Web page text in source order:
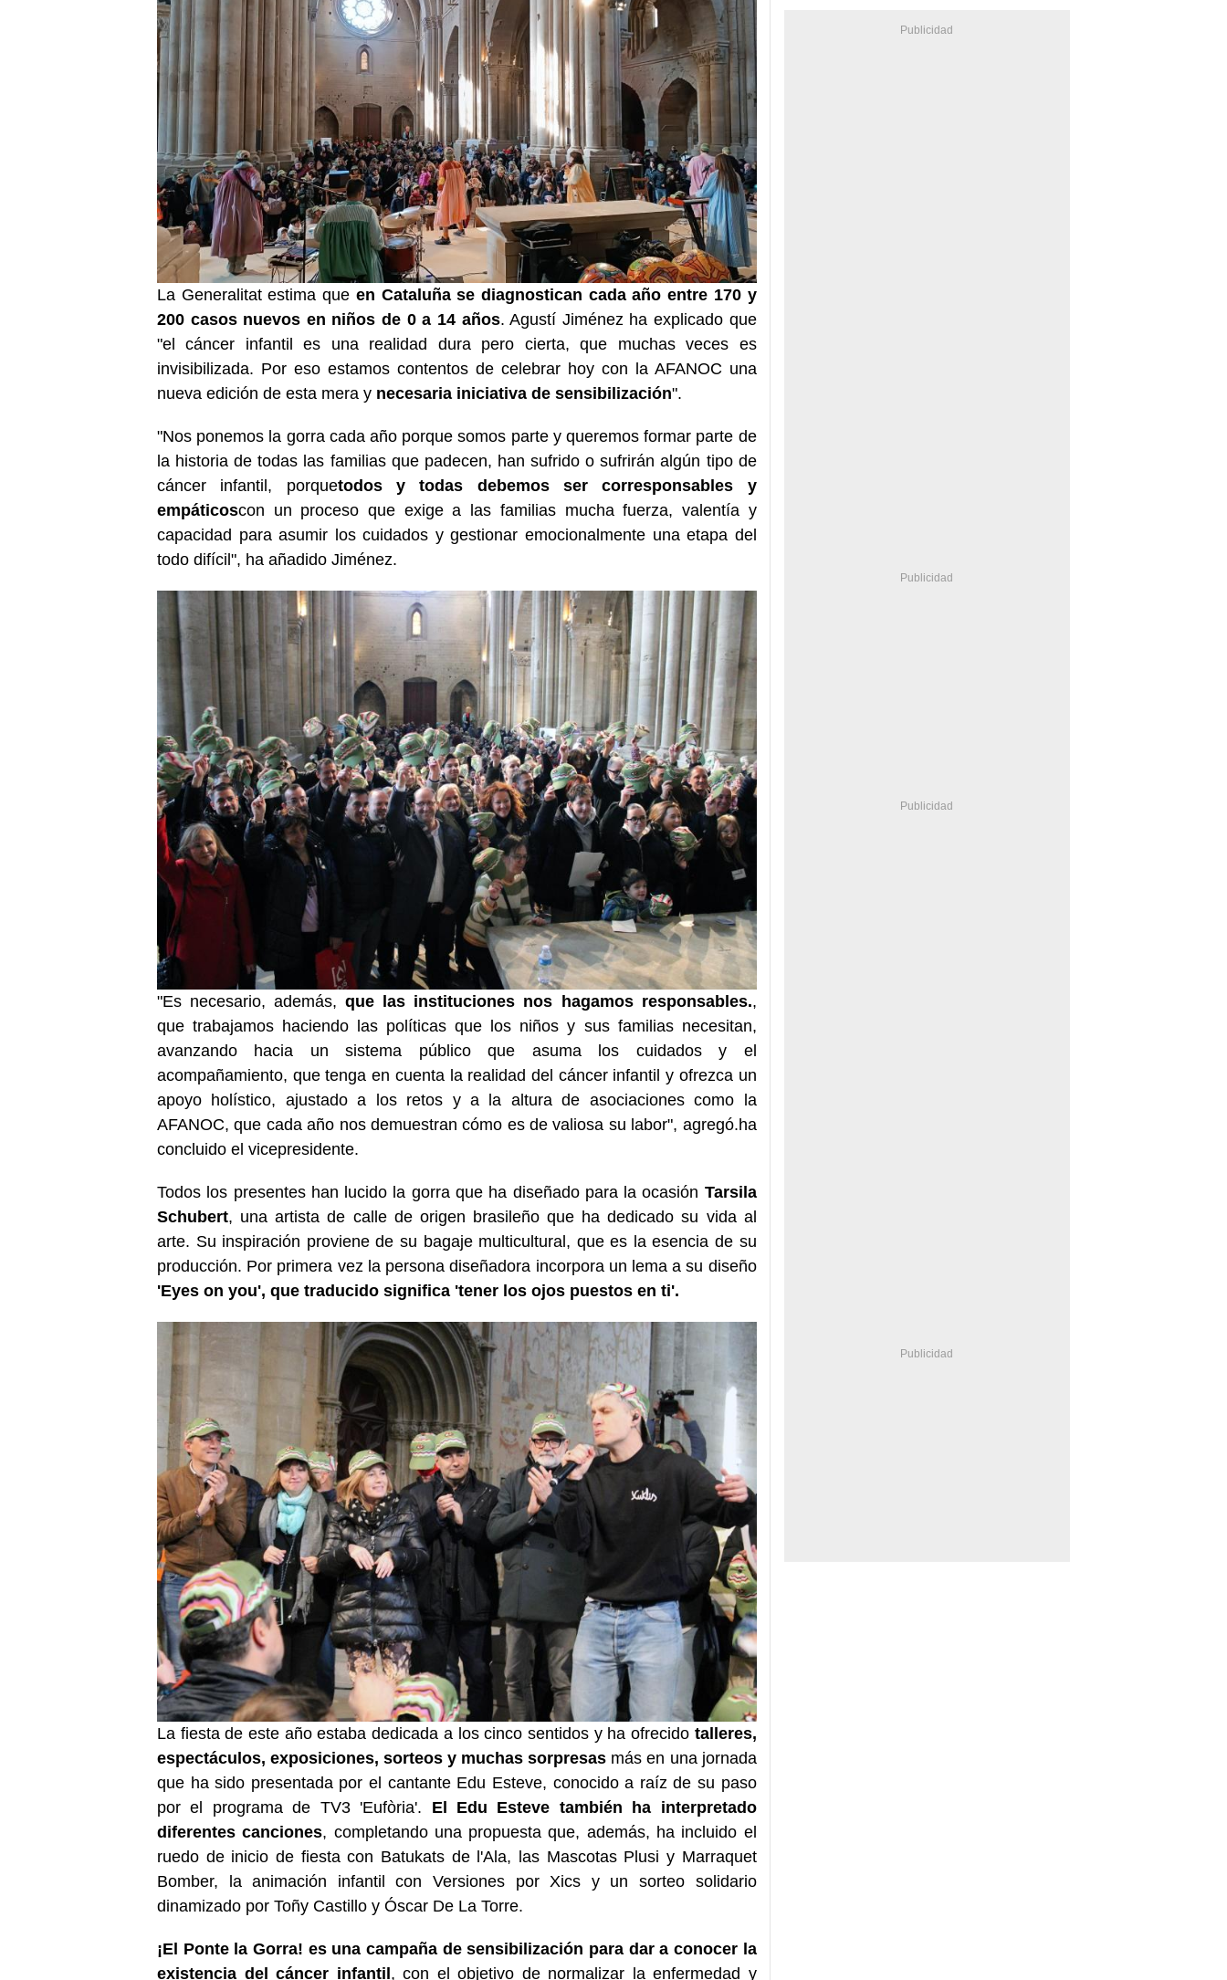
La Generalitat estima que en Cataluña se diagnostican cada año entre 170 y
200 casos nuevos en niños de 0 a 14 años. Agustí Jiménez ha explicado que
"el cáncer infantil es una realidad dura pero cierta, que muchas veces es
invisibilizada. Por eso estamos contentos de celebrar hoy con la AFANOC una
nueva edición de esta mera y necesaria iniciativa de sensibilización".
"Nos ponemos la gorra cada año porque somos parte y queremos formar parte de
la historia de todas las familias que padecen, han sufrido o sufrirán algún tipo de
cáncer infantil, porquetodos y todas debemos ser corresponsables y
empáticoscon un proceso que exige a las familias mucha fuerza, valentía y
capacidad para asumir los cuidados y gestionar emocionalmente una etapa del
todo difícil", ha añadido Jiménez.
"Es necesario, además,que las instituciones nos hagamos responsables.,
que trabajamos haciendo las políticas que los niños y sus familias necesitan,
avanzando hacia un sistema público que asuma los cuidados y el
acompañamiento, que tenga en cuenta la realidad del cáncer infantil y ofrezca un
apoyo holístico, ajustado a los retos y a la altura de asociaciones como la
AFANOC, que cada año nos demuestran cómo es de valiosa su labor", agregó.ha
concluido el vicepresidente.
Todos los presentes han lucido la gorra que ha diseñado para la ocasión Tarsila
Schubert, una artista de calle de origen brasileño que ha dedicado su vida al
arte. Su inspiración proviene de su bagaje multicultural, que es la esencia de su
producción. Por primera vez la persona diseñadora incorpora un lema a su diseño
'Eyes on you', que traducido significa 'tener los ojos puestos en ti'.
La fiesta de este año estaba dedicada a los cinco sentidos y ha ofrecido talleres,
espectáculos, exposiciones, sorteos y muchas sorpresas más en una jornada
que ha sido presentada por el cantante Edu Esteve, conocido a raíz de su paso
por el programa de TV3 'Eufòria'. El Edu Esteve también ha interpretado
diferentes canciones, completando una propuesta que, además, ha incluido el
ruedo de inicio de fiesta con Batukats de l'Ala, las Mascotas Plusi y Marraquet
Bomber, la animación infantil con Versiones por Xics y un sorteo solidario
dinamizado por Toñy Castillo y Óscar De La Torre.
¡El Ponte la Gorra! es una campaña de sensibilización para dar a conocer la
existencia del cáncer infantil, con el objetivo de normalizar la enfermedad y